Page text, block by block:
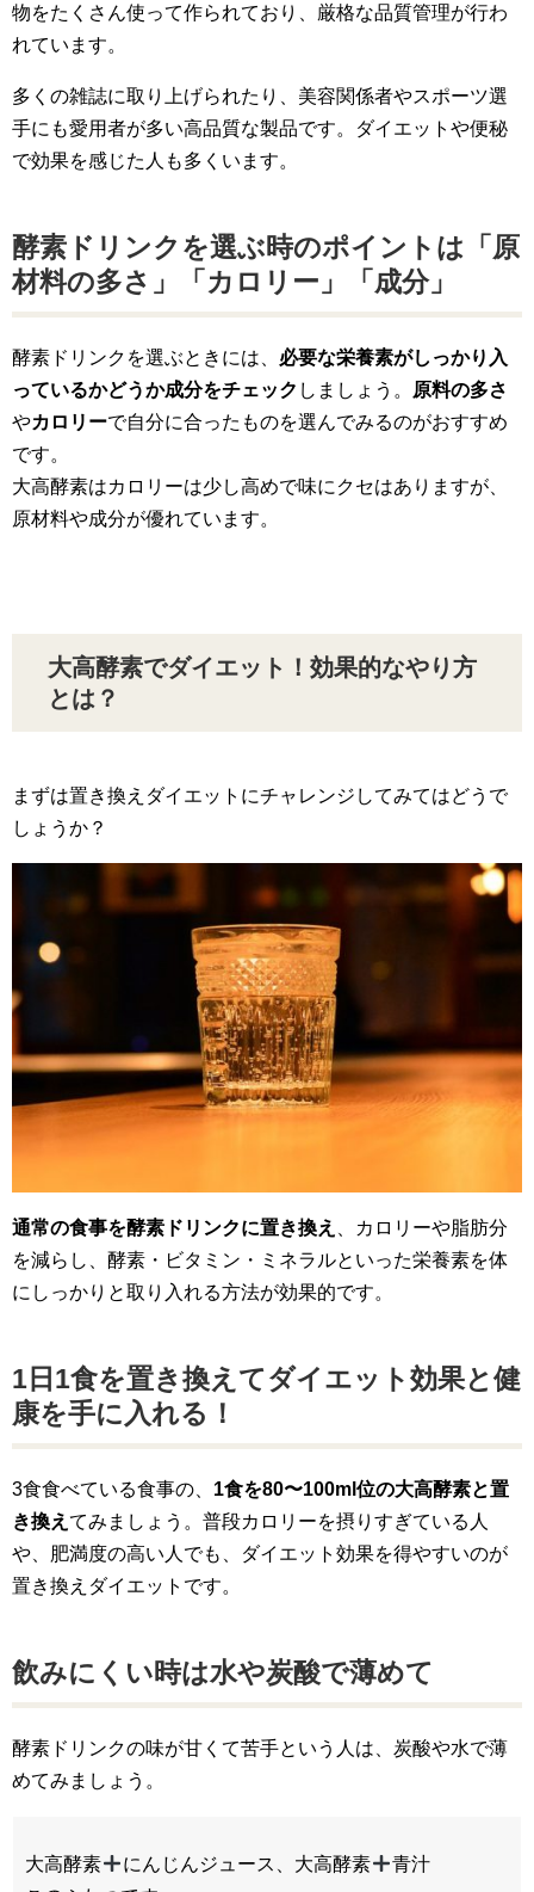
物をたくさん使って作られており、厳格な品質管理が行わ
れています。
多くの雑誌に取り上げられたり、美容関係者やスポーツ選
手にも愛用者が多い高品質な製品です。ダイエットや便秘
で効果を感じた人も多くいます。
酵素ドリンクを選ぶ時のポイントは「原
材料の多さ」「カロリー」「成分」
酵素ドリンクを選ぶときには、 必要な栄養素がしっかり入
っているかどうか成分をチェック しましょう。
原料の多さ
やカロリーで自分に合ったものを選んでみるのがおすすめ
です。
大高酵素はカロリーは少し高めで味にクセはありますが、
原材料や成分が優れています。
大高酵素でダイエット！効果的なやり方
とは？
まずは置き換えダイエットにチャレンジしてみてはどうで
しょうか？
通常の食事を酵素ドリンクに置き換え
、カロリーや脂肪分
を減らし、酵素・ビタミン・ミネラルといった栄養素を体
にしっかりと取り入れる方法が効果的です。
1日1食を置き換えてダイエット効果と健
康を手に入れる！
3食食べている食事の、 1食を80〜100ml位の大高酵素と置
き換え てみましょう。普段カロリーを摂りすぎている人
や、肥満度の高い人でも、ダイエット効果を得やすいのが
置き換えダイエットです。
飲みにくい時は水や炭酸で薄めて
酵素ドリンクの味が甘くて苦手という人は、炭酸や水で薄
めてみましょう。
大高酵素 にんじんジュース、大高酵素
青汁